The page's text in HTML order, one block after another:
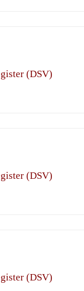
(DSV)
(DSV)
(DSV)